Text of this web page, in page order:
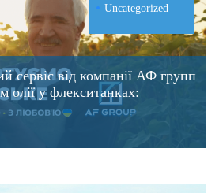
Uncategorized
сервіс від компанії АФ групп
олії у флекситанках: